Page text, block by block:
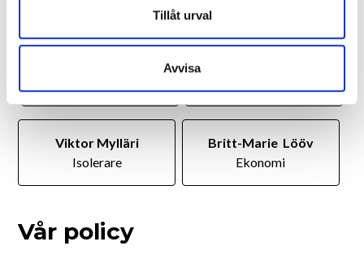
Tillåt urval
Avvisa
Viktor Mylläri
Isolerare
Britt-Marie Lööv
Ekonomi
Vår policy